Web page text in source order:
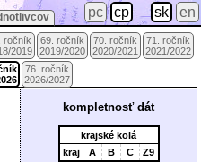
pc cp sk en
ročník
2019
69. ročník
2019/2020
70. ročník
2020/2021
71. ročník
2021/2022
76. ročník
2026/2027
kompletnosť dát
krajské kolá
kraj
A B C
Z9